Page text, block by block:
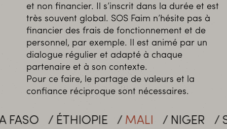
et non financier. Il s’inscrit dans la durée et est
très souvent global. SOS Faim n’hésite pas à
financier des frais de fonctionnement et de
personnel, par exemple. Il est animé par un
dialogue régulier et adapté à chaque
partenaire et à son contexte.
Pour ce faire, le partage de valeurs et la
confiance réciproque sont nécessaires.
ÉTHIOPIE MALI NIGER